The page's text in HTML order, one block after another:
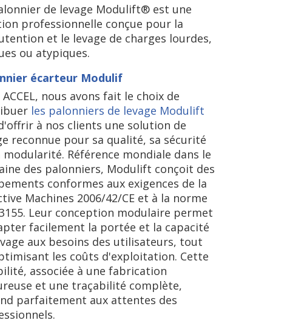
de levage Modulift® est une
professionnelle conçue pour la
et le levage de charges lourdes,
ou atypiques.
écarteur Modulif
ACCEL, nous avons fait le choix de
les palonniers de levage Modulift
à nos clients une solution de
reconnue pour sa qualité, sa sécurité
modularité. Référence mondiale dans le
des palonniers, Modulift conçoit des
conformes aux exigences de la
Machines 2006/42/CE et à la norme
Leur conception modulaire permet
facilement la portée et la capacité
aux besoins des utilisateurs, tout
les coûts d'exploitation. Cette
associée à une fabrication
et une traçabilité complète,
parfaitement aux attentes des